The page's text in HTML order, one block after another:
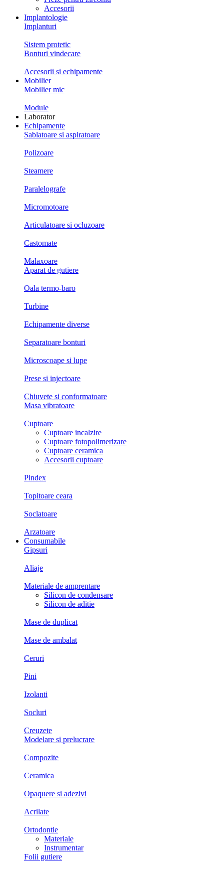
Accesorii
Implantologie
Implanturi
Sistem protetic
Bonturi vindecare
Accesorii si echipamente
Mobilier
Mobilier mic
Module
Laborator
Echipamente
Sablatoare si aspiratoare
Polizoare
Steamere
Paralelografe
Micromotoare
Articulatoare si ocluzoare
Castomate
Malaxoare
Aparat de gutiere
Oala termo-baro
Turbine
Echipamente diverse
Separatoare bonturi
Microscoape si lupe
Prese si injectoare
Chiuvete si conformatoare
Masa vibratoare
Cuptoare
Cuptoare incalzire
Cuptoare fotopolimerizare
Cuptoare ceramica
Accesorii cuptoare
Pindex
Topitoare ceara
Soclatoare
Arzatoare
Consumabile
Gipsuri
Aliaje
Materiale de amprentare
Silicon de condensare
Silicon de aditie
Mase de duplicat
Mase de ambalat
Ceruri
Pini
Izolanti
Socluri
Creuzete
Modelare si prelucrare
Compozite
Ceramica
Opaquere si adezivi
Acrilate
Ortodontie
Materiale
Instrumentar
Folii gutiere